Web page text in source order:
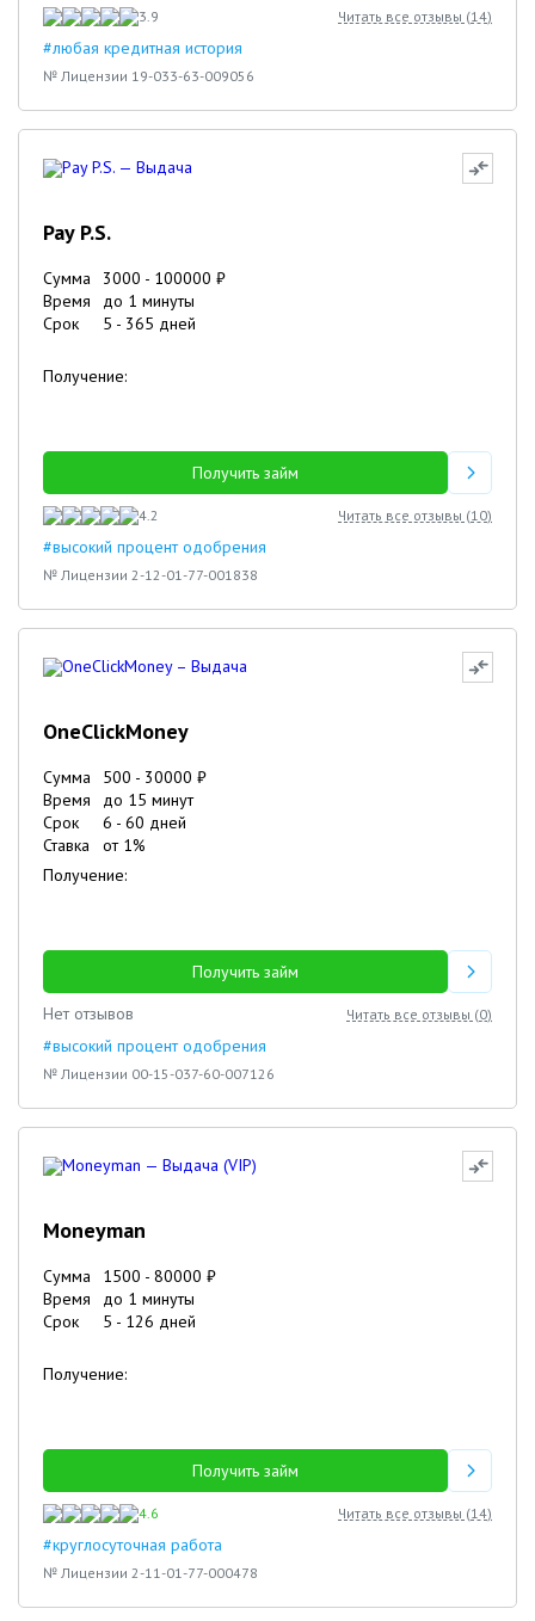
3.9 Читать все отзывы (14)
#любая кредитная история
№ Лицензии 19-033-63-009056
Pay P.S.
Сумма 3000 - 100000 ₽
Время
до 1 минуты
Срок
5 - 365 дней
Получение:
Получить займ
4.2 Читать все отзывы (10)
#высокий процент одобрения
№ Лицензии 2-12-01-77-001838
OneClickMoney
Сумма 500 - 30000 ₽
Время
до 15 минут
Срок
6 - 60 дней
Ставка
от 1%
Получение:
Получить займ
Нет отзывов
Читать все отзывы (0)
#высокий процент одобрения
№ Лицензии 00-15-037-60-007126
Moneyman
Сумма 1500 - 80000 ₽
Время
до 1 минуты
Срок
5 - 126 дней
Получение:
Получить займ
4.6 Читать все отзывы (14)
#круглосуточная работа
№ Лицензии 2-11-01-77-000478